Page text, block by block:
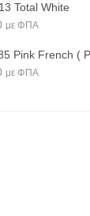
Total White
με ΦΠΑ
Pink French (
με ΦΠΑ